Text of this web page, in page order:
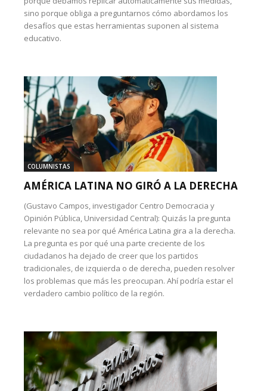
sino porque obliga a preguntarnos cómo abordamos los
desafíos que estas herramientas suponen al sistema
educativo.
COLUMNISTAS
AMÉRICA LATINA NO GIRÓ A LA DERECHA
(Gustavo Campos, investigador Centro Democracia y
Opinión Pública, Universidad Central): Quizás la pregunta
relevante no sea por qué América Latina gira a la derecha.
La pregunta es por qué una parte creciente de los
ciudadanos ha dejado de creer que los partidos
tradicionales, de izquierda o de derecha, pueden resolver
los problemas que más les preocupan. Ahí podría estar el
verdadero cambio político de la región.